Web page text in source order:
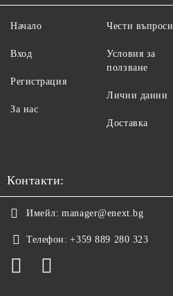
Начало
Вход
Регистрация
За нас
Чести въпроси
Условия за
ползване
Лични данни
Доставка
Контакти:
Имейл: manager@enext.bg
Телефон: +359 889 280 323